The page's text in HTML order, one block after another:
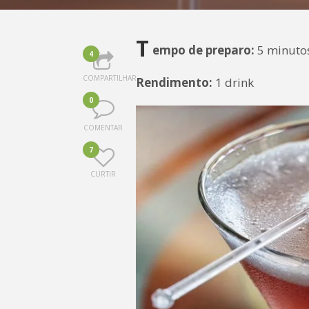
4
COMPARTILHAR
0
COMENTAR
7
CURTIR
T empo de preparo: 5
Rendimento: 1 drink